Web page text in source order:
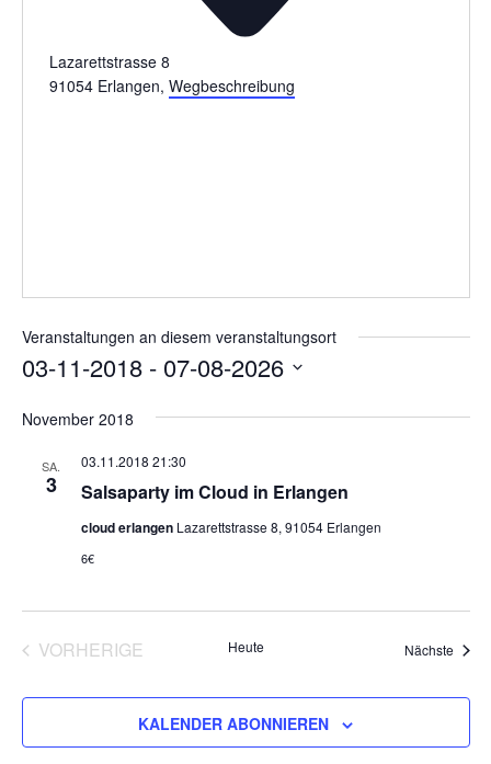
Lazarettstrasse 8
91054 Erlangen, Wegbeschreibung
Veranstaltungen an diesem veranstaltungsort
03-11-2018 - 07-08-2026
wählen.
November 2018
SA.
3 Salsaparty im Cloud in Erlangen
03.11.2018 21:30
cloud erlangen Lazarettstrasse 8, 91054 Erlangen
6€
VORHERIGE
Heute Nächste
KALENDER ABONNIEREN